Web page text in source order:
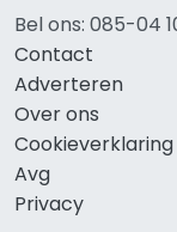
Bel ons: 085-04
Contact
Adverteren
Over ons
Cookieverklaring
Avg
Privacy